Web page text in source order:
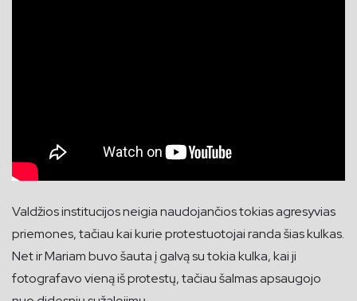
Valdžios institucijos neigia naudojančios tokias agresyvias
priemones, tačiau kai kurie protestuotojai randa šias kulkas.
Net ir Mariam buvo šauta į galvą su tokia kulka, kai ji
fotografavo vieną iš protestų, tačiau šalmas apsaugojo